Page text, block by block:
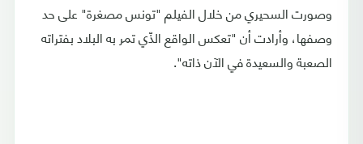
وصورت السحيري من خلال الفيلم "تونس مصغرة" على حد
وصفها، وأرادت أن "تعكس الواقع الذّي تمر به البلاد بفتراته
الصعبة والسعيدة في الآن ذاته".